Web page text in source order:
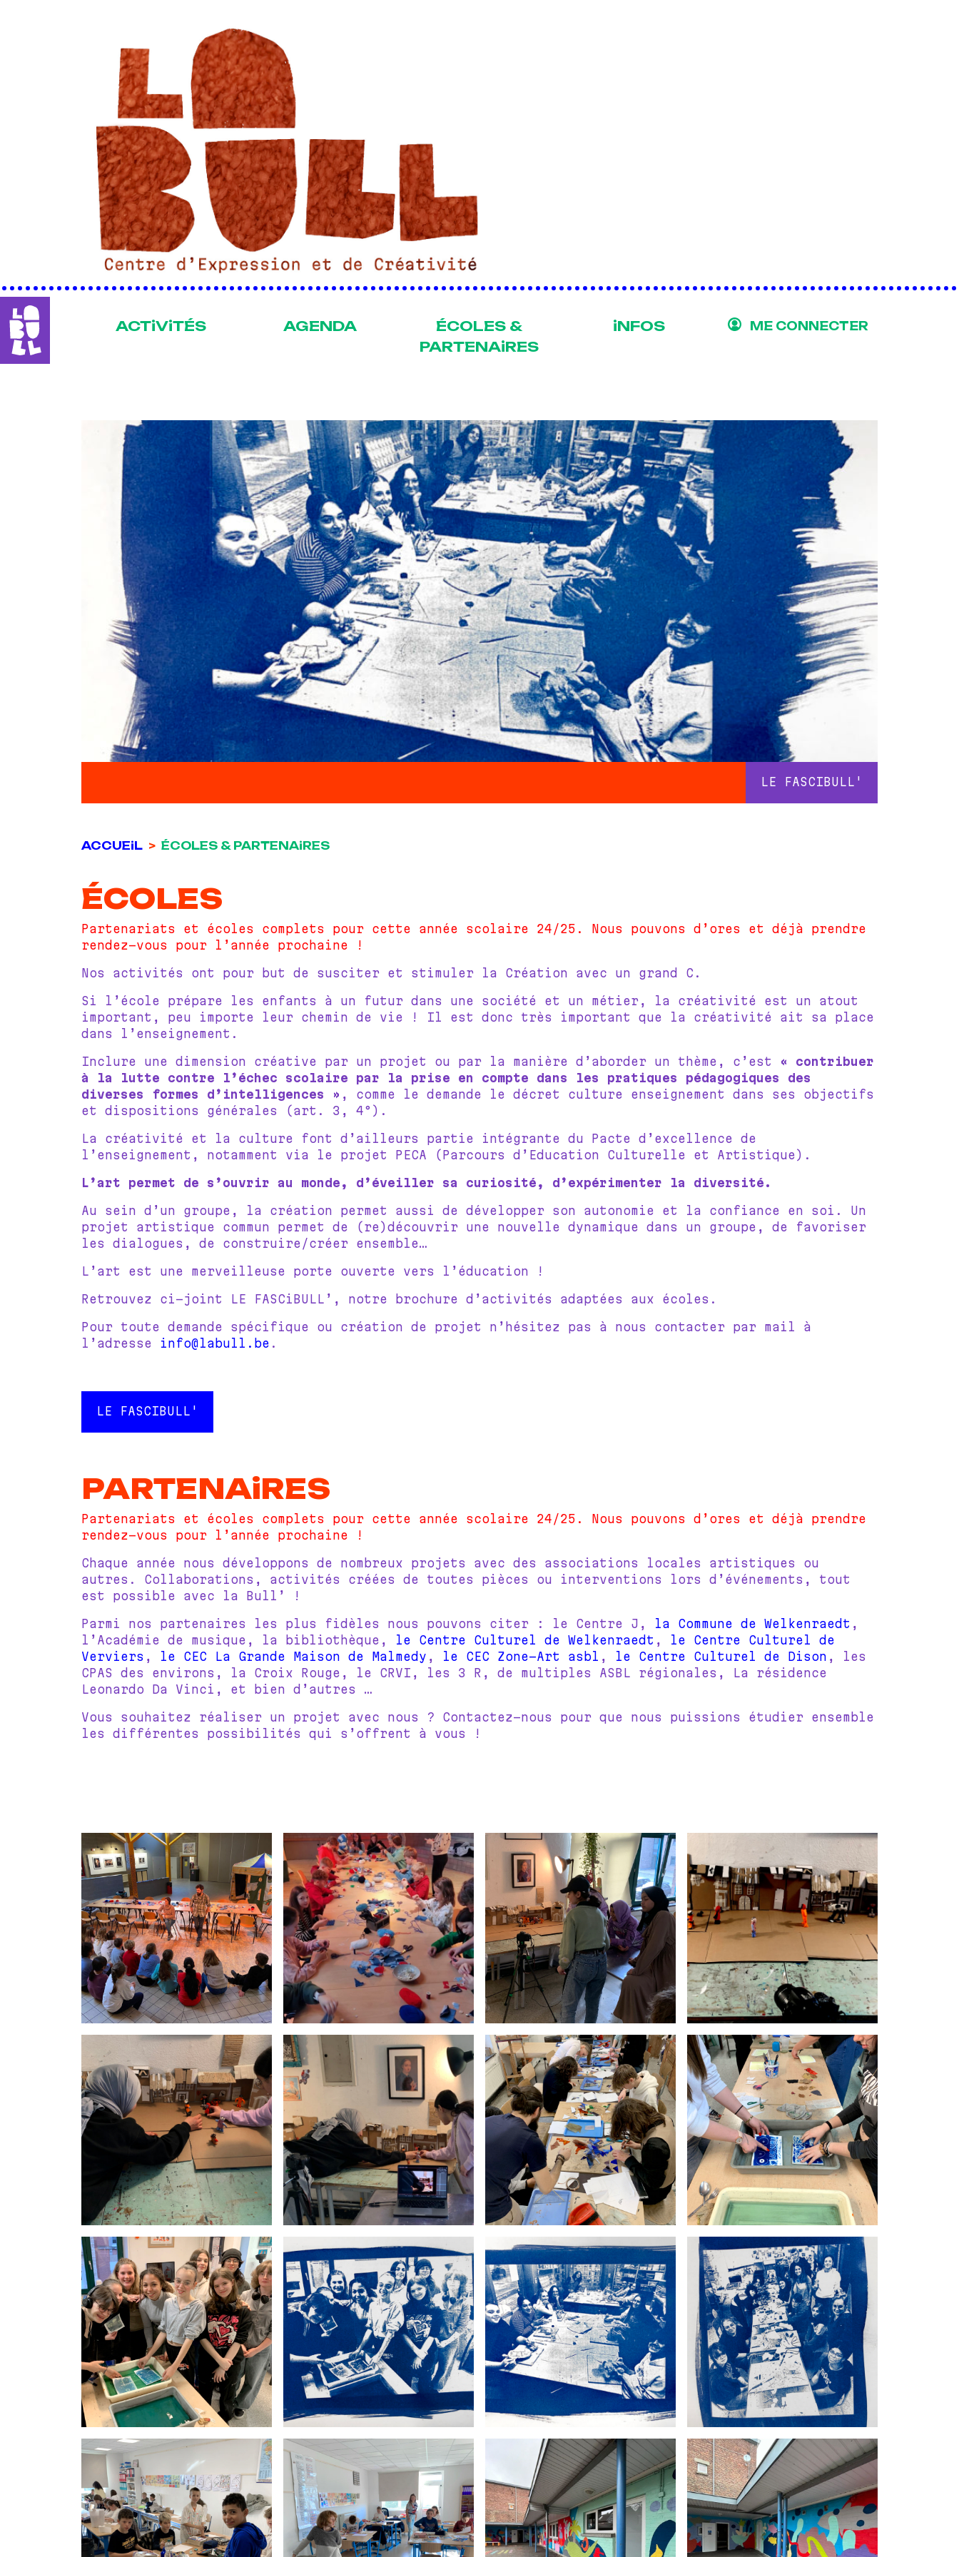
ACTiViTÉS AGENDA
ÉCOLES &
PARTENAiRES
iNFOS ME CONNECTER
LE FASCIBULL'
ACCUEiL ÉCOLES & PARTENAiRES
ÉCOLES
Partenariats et écoles complets pour cette année scolaire 24/25. Nous pouvons d’ores et déjà prendre
rendez-vous pour l’année prochaine !
Nos activités ont pour but de susciter et stimuler la Création avec un grand C.
Si l’école prépare les enfants à un futur dans une société et un métier, la créativité est un atout
important, peu importe leur chemin de vie ! Il est donc très important que la créativité ait sa place
dans l’enseignement.
Inclure une dimension créative par un projet ou par la manière d’aborder un thème, c’est
« contribuer
à la lutte contre l’échec scolaire par la prise en compte dans les pratiques pédagogiques des
diverses formes d’intelligences » , comme le demande le décret culture enseignement dans ses objectifs
et dispositions générales (art. 3, 4°).
La créativité et la culture font d’ailleurs partie intégrante du Pacte d’excellence de
l’enseignement, notamment via le projet PECA (Parcours d’Education Culturelle et Artistique).
L’art permet de s’ouvrir au monde, d’éveiller sa curiosité, d’expérimenter la diversité.
Au sein d’un groupe, la création permet aussi de développer son autonomie et la confiance en soi. Un
projet artistique commun permet de (re)découvrir une nouvelle dynamique dans un groupe, de favoriser
les dialogues, de construire/créer ensemble…
L’art est une merveilleuse porte ouverte vers l’éducation !
Retrouvez ci-joint LE FASCiBULL’, notre brochure d’activités adaptées aux écoles.
Pour toute demande spécifique ou création de projet n’hésitez pas à nous contacter par mail à
l’adresse
info@labull.be .
LE FASCIBULL'
PARTENAiRES
Partenariats et écoles complets pour cette année scolaire 24/25. Nous pouvons d’ores et déjà prendre
rendez-vous pour l’année prochaine !
Chaque année nous développons de nombreux projets avec des associations locales artistiques ou
autres. Collaborations, activités créées de toutes pièces ou interventions lors d’événements, tout
est possible avec la Bull’ !
Parmi nos partenaires les plus fidèles nous pouvons citer : le Centre J, la Commune de Welkenraedt ,
l’Académie de musique, la bibliothèque,
le Centre Culturel de Welkenraedt ,
le Centre Culturel de
Verviers , le CEC La Grande Maison de Malmedy , le CEC Zone-Art asbl , le Centre Culturel de Dison , les
CPAS des environs, la Croix Rouge, le CRVI, les 3 R, de multiples ASBL régionales, La résidence
Leonardo Da Vinci, et bien d’autres …
Vous souhaitez réaliser un projet avec nous ? Contactez-nous pour que nous puissions étudier ensemble
les différentes possibilités qui s’offrent à vous !